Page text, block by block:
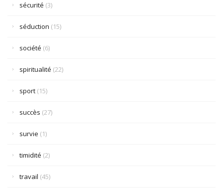
sécurité (3)
séduction (15)
société (6)
spiritualité (22)
sport (15)
succès (27)
survie (1)
timidité (2)
travail (45)